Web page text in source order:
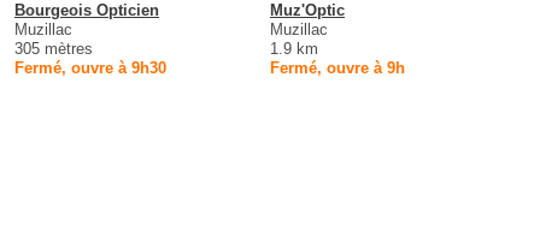
Bourgeois Opticien
Muzillac
305 mètres
Fermé, ouvre à 9h30
Muz'Optic
Muzillac
1.9 km
Fermé, ouvre à 9h